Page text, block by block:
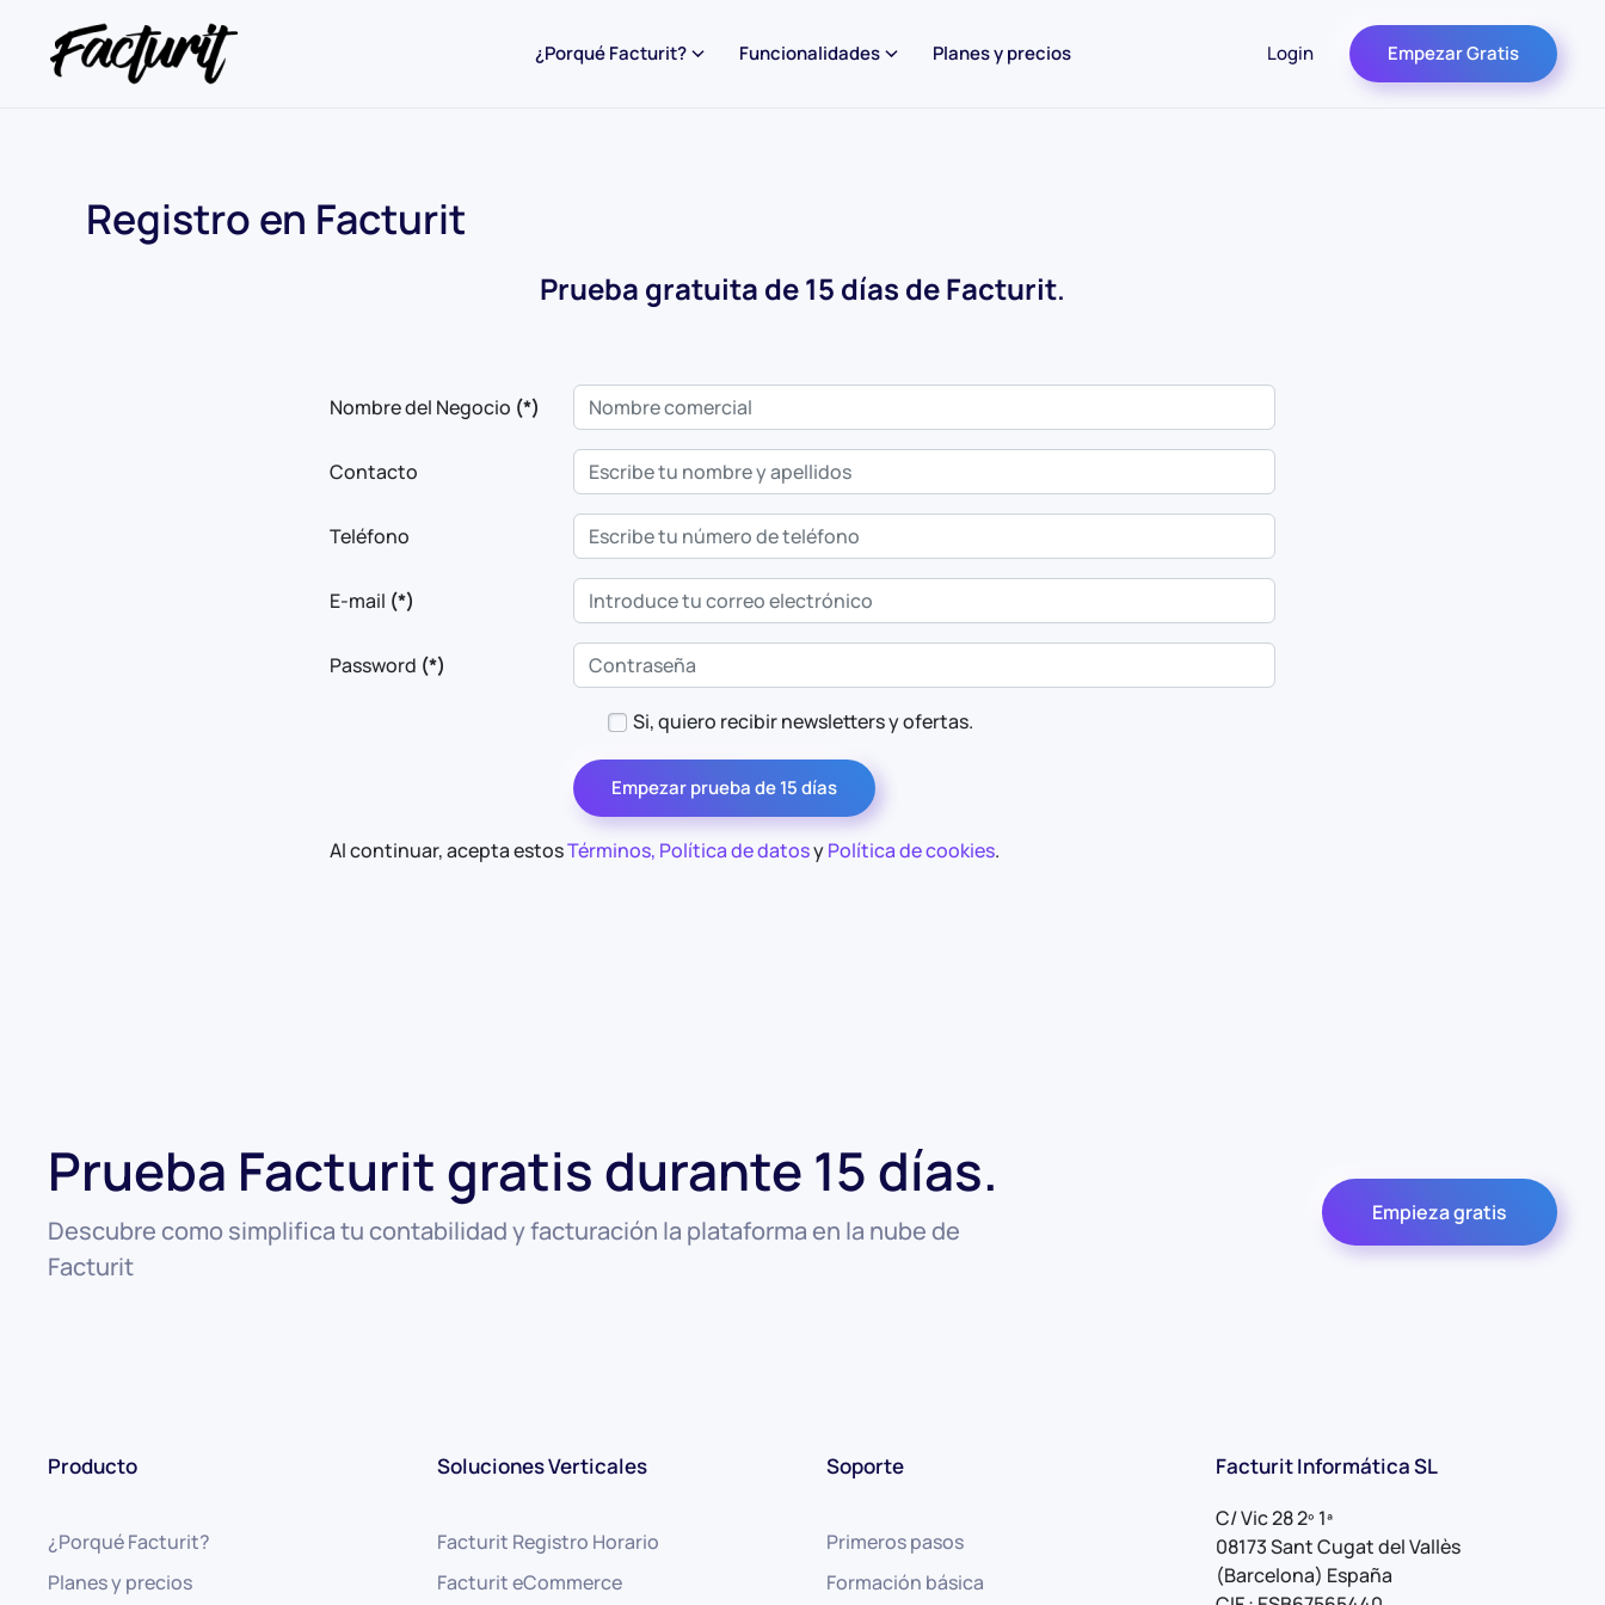
¿Porqué Facturit? Funcionalidades Planes y precios Login Empezar Gratis
Registro en Facturit
Prueba gratuita de 15 días de Facturit.
Nombre del Negocio (*)
Contacto
Teléfono
E-mail (*)
Password (*)
Si, quiero recibir newsletters y ofertas.
Empezar prueba de 15 días
Al continuar, acepta estosTérminos, Política de datosyPolítica de cookies.
Prueba Facturit gratis durante 15 días.
Descubre como simplifica tu contabilidad y facturación la plataforma en la nube de
Facturit
Empieza gratis
Producto
¿Porqué Facturit?
Planes y precios
Soluciones Verticales
Facturit Registro Horario
Facturit eCommerce
Soporte
Primeros pasos
Formación básica
Facturit Informática SL
C/ Vic 28 2º 1ª
08173 Sant Cugat del Vallès
(Barcelona) España